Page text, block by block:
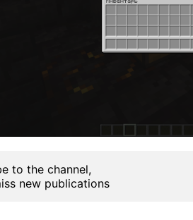
to the channel,
new publications